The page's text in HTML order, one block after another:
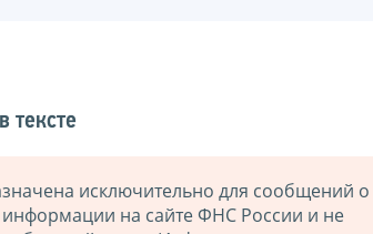
тексте
исключительно для сообщений о
информации на сайте ФНС России и не